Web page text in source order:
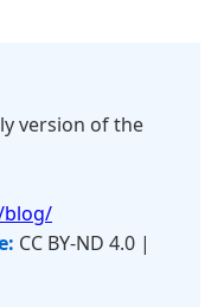
version of the
blog/
CC BY-ND 4.0 |